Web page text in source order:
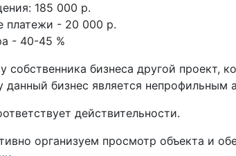
185 000 р.
платежи - 20 000 р.
- 40-45 %
собственника бизнеса другой проект,
данный бизнес является непрофильным
действительности.
организуем просмотр объекта и